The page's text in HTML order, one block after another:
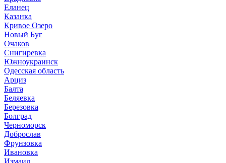
Еланец
Казанка
Кривое Озеро
Новый Буг
Очаков
Снигиревка
Южноукраинск
Одесская область
Арциз
Балта
Беляевка
Березовка
Болград
Черноморск
Доброслав
Фрунзовка
Ивановка
Измаил